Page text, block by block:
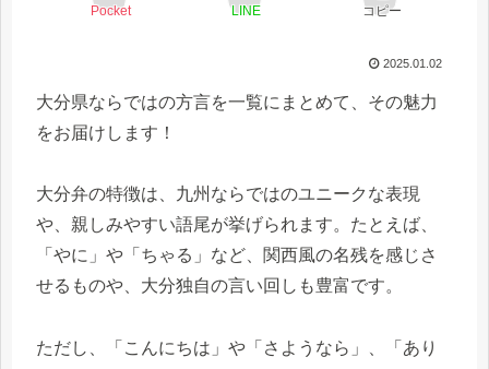
Pocket LINE コピー
2025.01.02
大分県ならではの方言を一覧にまとめて、その魅力
をお届けします！
大分弁の特徴は、九州ならではのユニークな表現
や、親しみやすい語尾が挙げられます。たとえば、
「やに」や「ちゃる」など、関西風の名残を感じさ
せるものや、大分独自の言い回しも豊富です。
ただし、「こんにちは」や「さようなら」、「あり